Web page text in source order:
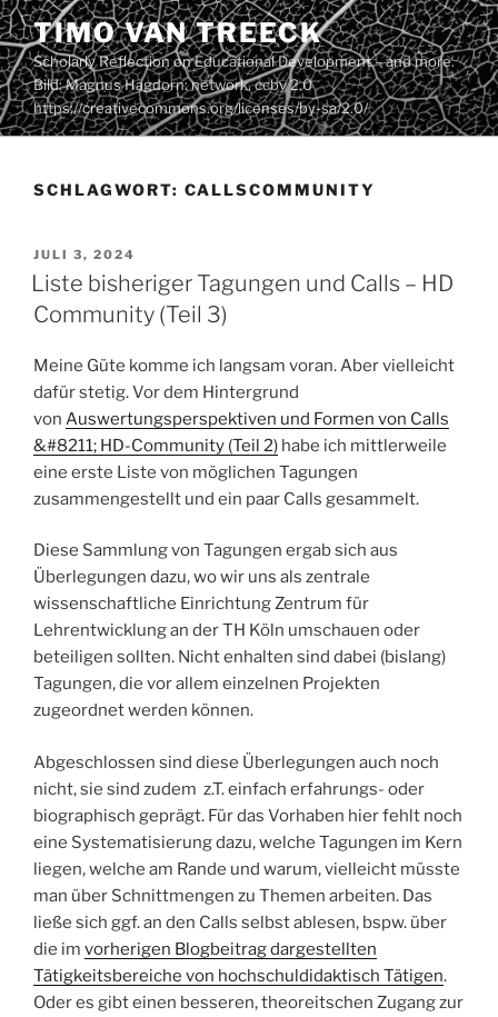
Zum
Inhalt
springen
TIMO VAN TREECK
Scholarly Reflection on Educational Development – and more.
Bild: Magnus Hagdorn: network. ccby 2.0
https://creativecommons.org/licenses/by-sa/2.0/
SCHLAGWORT: CALLSCOMMUNITY
VERÖFFENTLICHT
AM
JULI 3, 2024
Liste bisheriger Tagungen und Calls – HD
Community (Teil 3)
Meine Güte komme ich langsam voran. Aber vielleicht
dafür stetig. Vor dem Hintergrund
von Auswertungsperspektiven und Formen von Calls
&#8211; HD-Community (Teil 2) habe ich mittlerweile
eine erste Liste von möglichen Tagungen
zusammengestellt und ein paar Calls gesammelt.
Diese Sammlung von Tagungen ergab sich aus
Überlegungen dazu, wo wir uns als zentrale
wissenschaftliche Einrichtung Zentrum für
Lehrentwicklung an der TH Köln umschauen oder
beteiligen sollten. Nicht enhalten sind dabei (bislang)
Tagungen, die vor allem einzelnen Projekten
zugeordnet werden können.
Abgeschlossen sind diese Überlegungen auch noch
nicht, sie sind zudem z.T. einfach erfahrungs- oder
biographisch geprägt. Für das Vorhaben hier fehlt noch
eine Systematisierung dazu, welche Tagungen im Kern
liegen, welche am Rande und warum, vielleicht müsste
man über Schnittmengen zu Themen arbeiten. Das
ließe sich ggf. an den Calls selbst ablesen, bspw. über
die im vorherigen Blogbeitrag dargestellten
Tätigkeitsbereiche von hochschuldidaktisch Tätigen.
Oder es gibt einen besseren, theoreitschen Zugang zur